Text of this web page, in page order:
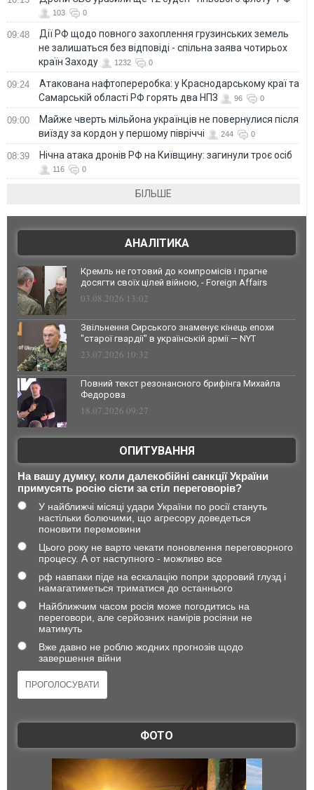
103 0
09:48
Дії РФ щодо повного захоплення грузинських земель
не залишаться без відповіді - спільна заява чотирьох
країн Заходу
1232 0
09:24
Атакована нафтопереробка: у Краснодарському краї та
Самарській області РФ горять два НПЗ
96 0
09:00
Майже чверть мільйона українців не повернулися після
виїзду за кордон у першому півріччі
244 0
08:39 Нічна атака дронів РФ на Київщину: загинули троє осіб
116 0
БІЛЬШЕ
АНАЛІТИКА
Кремль не готовий до компромісів і прагне
досягти своїх цілей війною, - Foreign Affairs
03.08.2026 13:02
Звільнення Сирського знаменує кінець епохи
"старої гвардії" в українській армії — NYT
23.07.2026 10:32
Повний текст резонансного брифінга Михайла
Федорова
18.07.2026 09:27
ОПИТУВАННЯ
На вашу думку, коли далекобійні санкції України
примусять росію сісти за стіл переговорів?
У найближчі місяці удари України по росії стануть
настільки болючими, що агресору доведеться
поновити перемовини
Цього року не варто чекати поновлення переговорного
процесу. А от наступного - можливо все
рф навпаки піде на ескалацію попри здоровий глузд і
намагатиметься триматися до останнього
Найближчим часом росія може погодитись на
переговори, але серйозних намірів росіяни не
матимуть
Вже давно не роблю жодних прогнозів щодо
завершення війни
ФОТО